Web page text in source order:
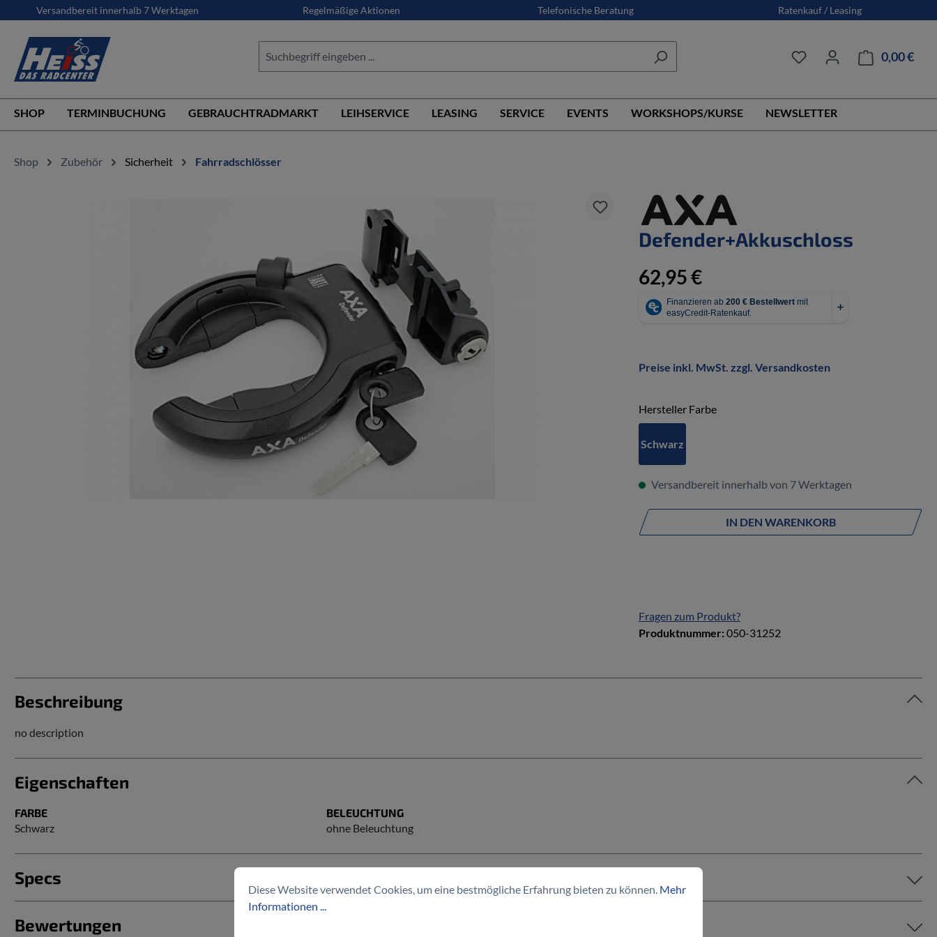
Zur Hauptnavigation springen
Versandbereit innerhalb 7 Werktagen Regelmäßige Aktionen Telefonische Beratung Ratenkauf / Leasing
0,00 €
SHOP TERMINBUCHUNG GEBRAUCHTRADMARKT LEIHSERVICE LEASING SERVICE EVENTS WORKSHOPS/KURSE NEWSLETTER
Shop Zubehör Sicherheit Fahrradschlösser
Defender+Akkuschloss
62,95 €
Preise inkl. MwSt. zzgl. Versandkosten
Hersteller Farbeauswählen
Schwarz
Versandbereit innerhalb von 7 Werktagen
IN DEN WARENKORB
Fragen zum Produkt?
Produktnummer: 050-31252
Beschreibung
no description
Eigenschaften
FARBE
Schwarz
BELEUCHTUNG
ohne Beleuchtung
Specs
Bewertungen
Diese Website verwendet Cookies, um eine bestmögliche Erfahrung bieten zu können. Mehr
Informationen ...